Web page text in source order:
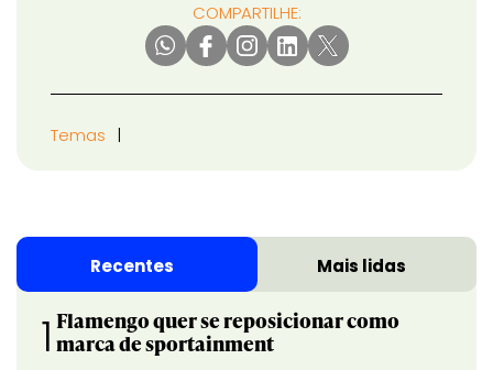
COMPARTILHE:
Temas
Recentes Mais lidas
1 Flamengo quer se reposicionar como
marca de sportainment